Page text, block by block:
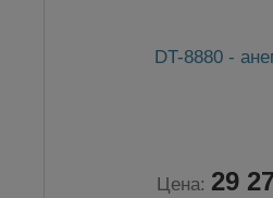
DT-8880 -
Цена: 29